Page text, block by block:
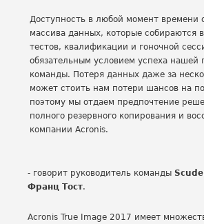
Доступность в любой момент времени
массива данных, которые собираются
тестов, квалификации и гоночной
обязательным условием успеха нашей
команды. Потеря данных даже за
может стоить нам потери шансов на
поэтому мы отдаем предпочтение
полного резервного копирования и
компании Acronis.
- говорит руководитель команды
Франц Тост.
Acronis True Image 2017 имеет